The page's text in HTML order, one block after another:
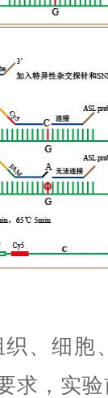
、细胞
求，实